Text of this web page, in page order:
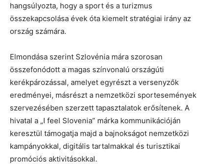
hangsúlyozta, hogy a sport és a turizmus
összekapcsolása évek óta kiemelt stratégiai irány az
ország számára.
Elmondása szerint Szlovénia mára szorosan
összefonódott a magas színvonalú országúti
kerékpározással, amelyet egyrészt a versenyzők
eredményei, másrészt a nemzetközi sportesemények
szervezésében szerzett tapasztalatok erősítenek. A
hivatal a „I feel Slovenia” márka kommunikációján
keresztül támogatja majd a bajnokságot nemzetközi
kampányokkal, digitális tartalmakkal és turisztikai
promóciós aktivitásokkal.